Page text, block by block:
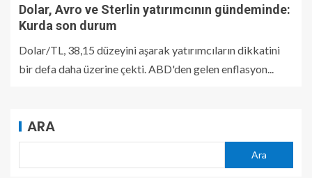
Dolar, Avro ve Sterlin yatırımcının gündeminde:
Kurda son durum
Dolar/TL, 38,15 düzeyini aşarak yatırımcıların dikkatini
bir defa daha üzerine çekti. ABD'den gelen enflasyon...
ARA
Ara